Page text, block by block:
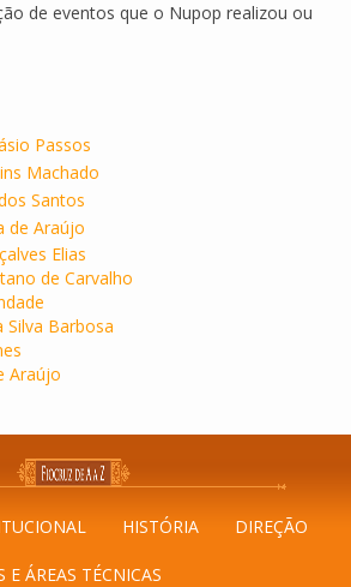
de eventos que o Nupop realizou ou
Passos
Machado
Santos
de Araújo
Elias
de Carvalho
Silva Barbosa
Araújo
HISTÓRIA DIREÇÃO
E ÁREAS TÉCNICAS